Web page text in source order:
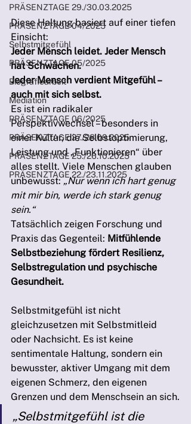
PRÄSENZTAGE 29./30.03.2025
PRÄSENZTAGE 04/2025
Selbstmitgefühl
PRÄSENZTAGE 05/2025
Biografiearbeit
Mediation
PRÄSENZTAGE 06/2025
PRÄSENZTAGE 27./28.09.2025
PRÄSENZTAGE 25./26.10.2025
PRÄSENZTAGE 22./23.11.2025
Diese Haltung basiert auf einer tiefen
Einsicht:
Jeder Mensch leidet. Jeder Mensch
hat Schwächen.
Jeder Mensch verdient Mitgefühl –
auch mit sich selbst.
Es ist ein radikaler
Perspektivwechsel – besonders in
einer Kultur, die Selbstoptimierung,
Leistung und „Funktionieren“ über
alles stellt. Viele Menschen glauben
unbewusst: „Nur wenn ich hart genug
mit mir bin, werde ich stark genug
sein.“
Tatsächlich zeigen Forschung und
Praxis das Gegenteil: Mitfühlende
Selbstbeziehung fördert Resilienz,
Selbstregulation und psychische
Gesundheit.
Selbstmitgefühl ist nicht
gleichzusetzen mit Selbstmitleid
oder Nachsicht. Es ist keine
sentimentale Haltung, sondern ein
bewusster, aktiver Umgang mit dem
eigenen Schmerz, den eigenen
Grenzen und dem Menschsein an sich.
„Selbstmitgefühl ist die